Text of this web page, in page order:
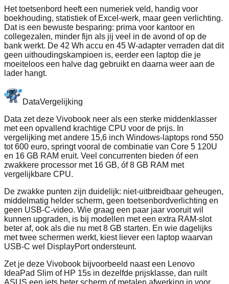
Het toetsenbord heeft een numeriek veld, handig voor
boekhouding, statistiek of Excel-werk, maar geen verlichting.
Dat is een bewuste besparing: prima voor kantoor en
collegezalen, minder fijn als jij veel in de avond of op de
bank werkt. De 42 Wh accu en 45 W-adapter verraden dat dit
geen uithoudingskampioen is, eerder een laptop die je
moeiteloos een halve dag gebruikt en daarna weer aan de
lader hangt.
DataVergelijking
Data zet deze Vivobook neer als een sterke middenklasser
met een opvallend krachtige CPU voor de prijs. In
vergelijking met andere 15,6 inch Windows-laptops rond 550
tot 600 euro, springt vooral de combinatie van Core 5 120U
en 16 GB RAM eruit. Veel concurrenten bieden óf een
zwakkere processor met 16 GB, óf 8 GB RAM met
vergelijkbare CPU.
De zwakke punten zijn duidelijk: niet-uitbreidbaar geheugen,
middelmatig helder scherm, geen toetsenbordverlichting en
geen USB-C-video. Wie graag een paar jaar vooruit wil
kunnen upgraden, is bij modellen met een extra RAM-slot
beter af, ook als die nu met 8 GB starten. En wie dagelijks
met twee schermen werkt, kiest liever een laptop waarvan
USB-C wel DisplayPort ondersteunt.
Zet je deze Vivobook bijvoorbeeld naast een Lenovo
IdeaPad Slim of HP 15s in dezelfde prijsklasse, dan ruilt